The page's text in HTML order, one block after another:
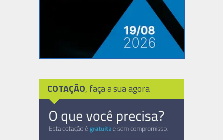
COTAÇÃO, faça a sua agora